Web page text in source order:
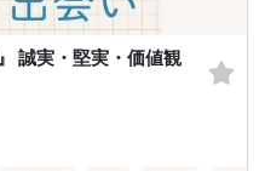
誠実・堅実・価値観